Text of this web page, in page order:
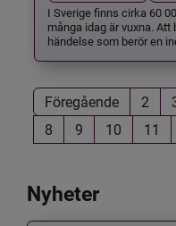
I Sverige finns cirka 60
många idag är vuxna.
händelse som berör en
Föregående 2
8
9 10 11
Nyheter